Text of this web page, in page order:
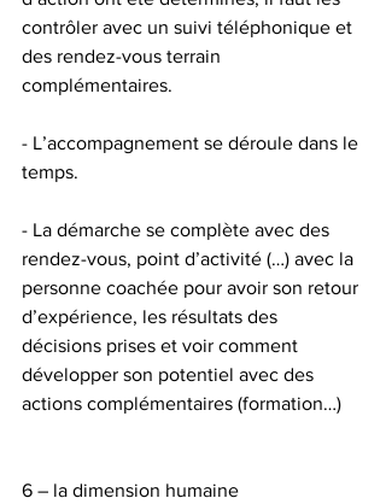
contrôler avec un suivi téléphonique et
des rendez-vous terrain
complémentaires.
- L’accompagnement se déroule dans le
temps.
- La démarche se complète avec des
rendez-vous, point d’activité (…) avec la
personne coachée pour avoir son retour
d’expérience, les résultats des
décisions prises et voir comment
développer son potentiel avec des
actions complémentaires (formation…)
6 – la dimension humaine